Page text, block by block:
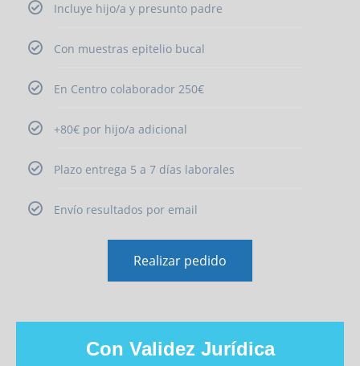
Incluye hijo/a y presunto padre
Con muestras epitelio bucal
En Centro colaborador 250€
+80€ por hijo/a adicional
Plazo entrega 5 a 7 días laborales
Envío resultados por email
Realizar pedido
Con Validez Jurídica